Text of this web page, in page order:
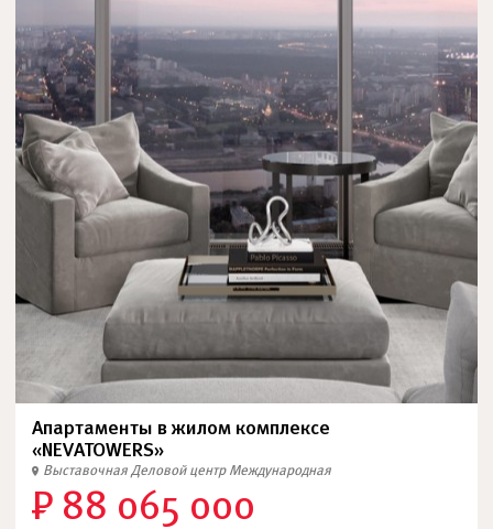
Апартаменты в жилом комплексе
«NEVATOWERS»
Выставочная Деловой центр Международная
₽ 88 065 000